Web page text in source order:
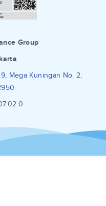
Group
Mega Kuningan No. 2,